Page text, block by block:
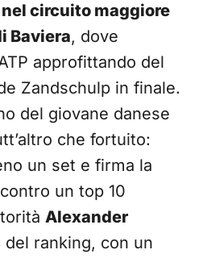
circuito maggiore
Baviera, dove
approfittando del
Zandschulp in finale.
del giovane danese
che fortuito:
un set e firma la
un top 10
Alexander
del ranking, con un